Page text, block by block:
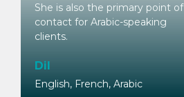
She is also the primary point of
contact for Arabic-speaking
clients.
Dil
English, French, Arabic